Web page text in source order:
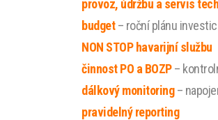
provoz, údržbu a servis
budget– roční plánu investic
NON STOP havarijní službu
činnost PO a BOZP–
dálkový monitoring–
pravidelný reporting